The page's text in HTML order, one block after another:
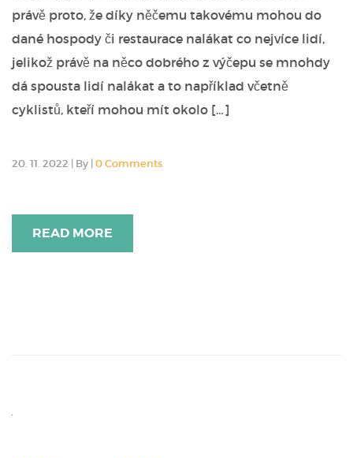
právě proto, že díky něčemu takovému mohou do
dané hospody či restaurace nalákat co nejvíce lidí,
jelikož právě na něco dobrého z výčepu se mnohdy
dá spousta lidí nalákat a to například včetně
cyklistů, kteří mohou mít okolo […]
20. 11. 2022 | By | 0 Comments
READ MORE